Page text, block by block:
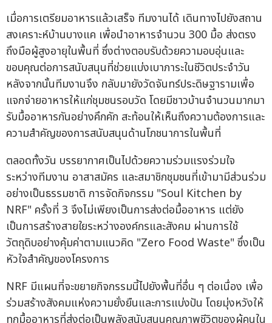
เมื่อการเตรียมอาหารแล้วเสร็จ ทีมงานได้ เดินทางไปยังสถาน
สงเคราะห์บ้านบางแค เพื่อนำอาหารจำนวน 300 มื้อ ส่งตรง
ถึงมือผู้สูงอายุในพื้นที่ ซึ่งต่างตอบรับด้วยความอบอุ่นและ
ขอบคุณต่อการสนับสนุนที่ช่วยแบ่งเบาภาระในชีวิตประจำวัน
หลังจากนั้นทีมงานจึง กลับมายังวัดจันทร์ประดิษฐารามเพื่อ
แจกจ่ายอาหารให้แก่ชุมชนรอบวัด โดยมีชาวบ้านจำนวนมากมา
รับมื้ออาหารกันอย่างคึกคัก สะท้อนให้เห็นถึงความต้องการและ
ความสำคัญของการสนับสนุนด้านโภชนาการในพื้นที่
ตลอดทั้งวัน บรรยากาศเป็นไปด้วยความร่วมแรงร่วมใจ
ระหว่างทีมงาน อาสาสมัคร และสมาชิกชุมชนที่เข้ามามีส่วนร่วม
อย่างเป็นธรรมชาติ การจัดกิจกรรม "Soul Kitchen by
NRF" ครั้งที่ 3 จึงไม่เพียงเป็นการส่งต่อมื้ออาหาร แต่ยัง
เป็นการสร้างสายใยระหว่างองค์กรและสังคม ผ่านการใช้
วัตถุดิบอย่างคุ้มค่าตามแนวคิด "Zero Food Waste" ซึ่งเป็น
หัวใจสำคัญของโครงการ
NRF มีแผนที่จะขยายกิจกรรมนี้ไปยังพื้นที่อื่น ๆ ต่อเนื่อง เพื่อ
ร่วมสร้างสังคมแห่งความยั่งยืนและการแบ่งปัน โดยมุ่งหวังให้
ทุกมื้ออาหารที่ส่งต่อเป็นพลังสนับสนุนคุณภาพชีวิตของผู้คนใน